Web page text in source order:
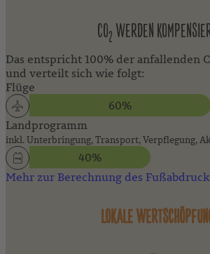
CO2 WERDEN
Das entspricht 100% der anfallenden
und verteilt sich wie folgt:
Flüge
60%
Landprogramm
inkl. Unterbringung, Transport, Verpflegung,
40%
Mehr zur Berechnung des
LOKALE